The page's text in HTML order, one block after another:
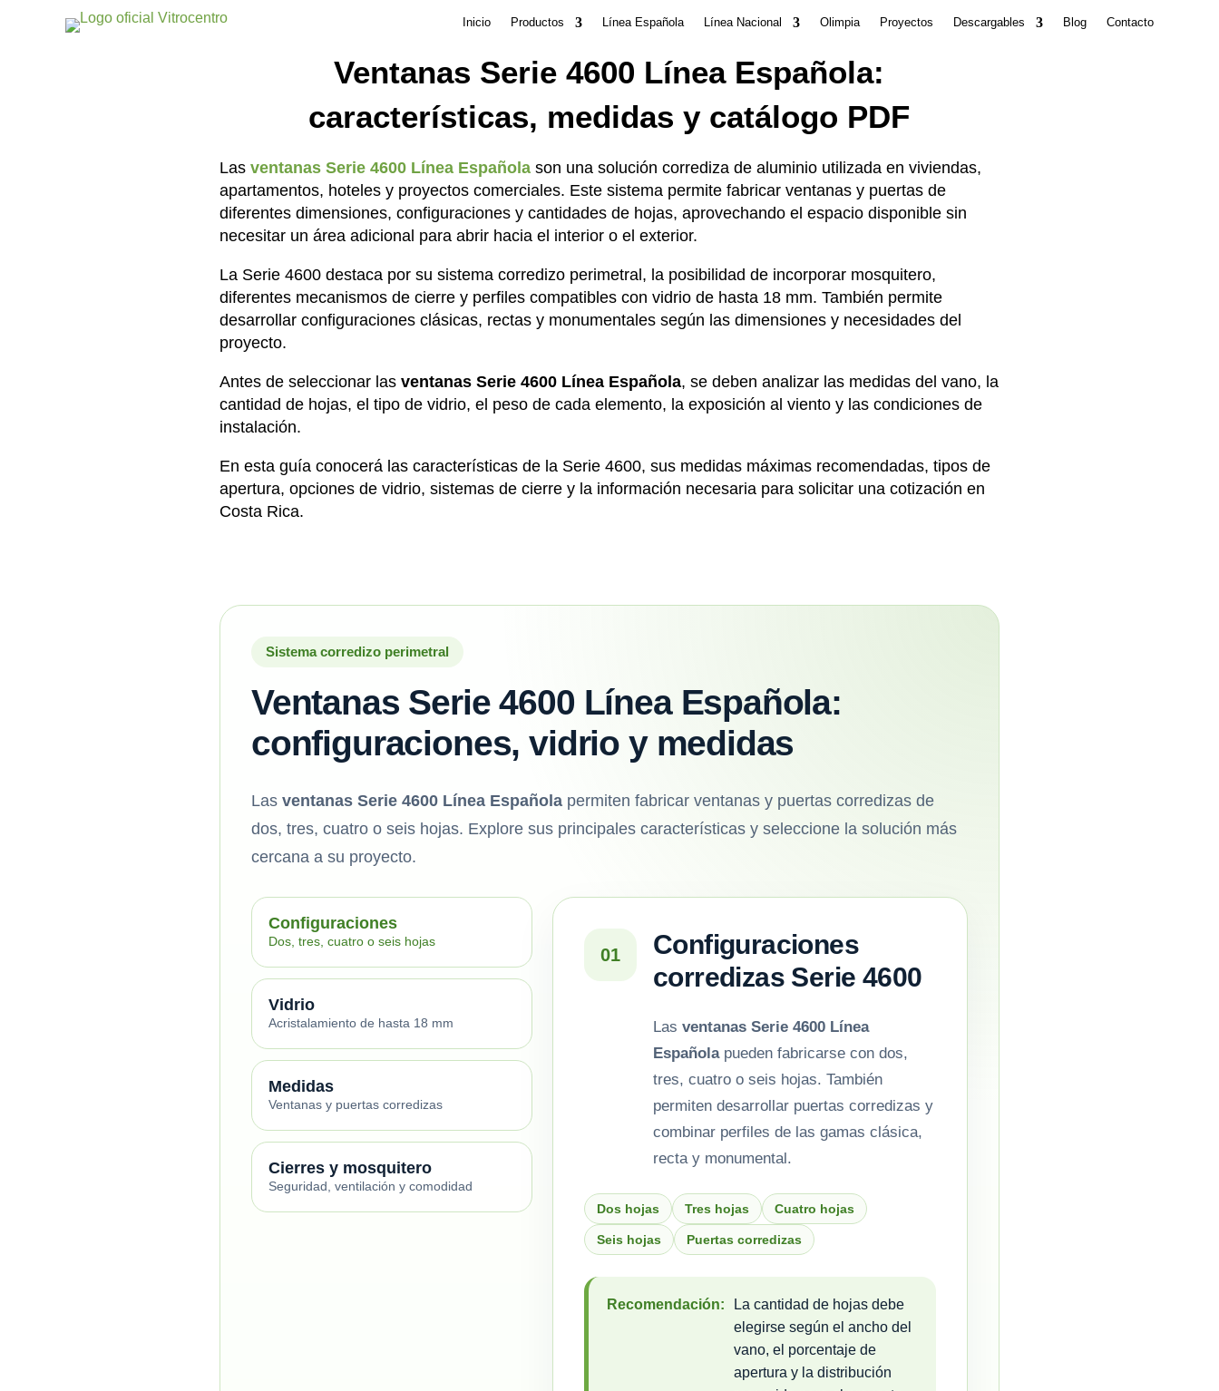
Inicio Productos Línea Española Línea Nacional Olimpia Proyectos Descargables Blog Contacto
Ventanas Serie 4600 Línea Española:
características, medidas y catálogo PDF
Las ventanas Serie 4600 Línea Españolason una solución corrediza de aluminio utilizada en viviendas,
apartamentos, hoteles y proyectos comerciales. Este sistema permite fabricar ventanas y puertas de
diferentes dimensiones, configuraciones y cantidades de hojas, aprovechando el espacio disponible sin
necesitar un área adicional para abrir hacia el interior o el exterior.
La Serie 4600 destaca por su sistema corredizo perimetral, la posibilidad de incorporar mosquitero,
diferentes mecanismos de cierre y perfiles compatibles con vidrio de hasta 18 mm. También permite
desarrollar configuraciones clásicas, rectas y monumentales según las dimensiones y necesidades del
proyecto.
Antes de seleccionar las ventanas Serie 4600 Línea Española, se deben analizar las medidas del vano, la
cantidad de hojas, el tipo de vidrio, el peso de cada elemento, la exposición al viento y las condiciones de
instalación.
En esta guía conocerá las características de la Serie 4600, sus medidas máximas recomendadas, tipos de
apertura, opciones de vidrio, sistemas de cierre y la información necesaria para solicitar una cotización en
Costa Rica.
Sistema corredizo perimetral
Ventanas Serie 4600 Línea Española:
configuraciones, vidrio y medidas
Las ventanas Serie 4600 Línea Españolapermiten fabricar ventanas y puertas corredizas de
dos, tres, cuatro o seis hojas. Explore sus principales características y seleccione la solución más
cercana a su proyecto.
Configuraciones
Dos, tres, cuatro o seis hojas
Vidrio
Acristalamiento de hasta 18 mm
Medidas
Ventanas y puertas corredizas
Cierres y mosquitero
Seguridad, ventilación y comodidad
01
Configuraciones
corredizas Serie 4600
Las ventanas Serie 4600 Línea
Españolapueden fabricarse con dos,
tres, cuatro o seis hojas. También
permiten desarrollar puertas corredizas y
combinar perfiles de las gamas clásica,
recta y monumental.
Dos hojas Tres hojas Cuatro hojas
Seis hojas Puertas corredizas
Recomendación:
La cantidad de hojas debe
elegirse según el ancho del
vano, el porcentaje de
apertura y la distribución